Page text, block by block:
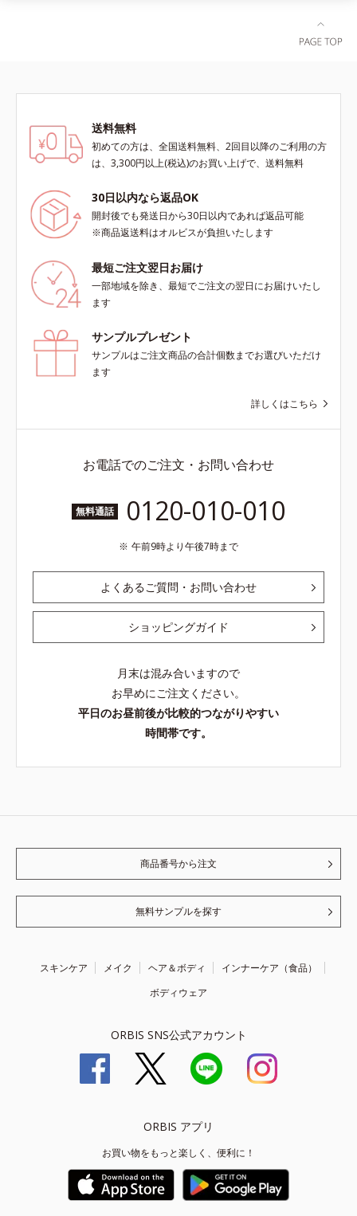
送料無料
初めての方は、全国送料無料、2回目以降のご利用の方
は、3,300円以上(税込)のお買い上げで、送料無料
30日以内なら返品OK
開封後でも発送日から30日以内であれば返品可能
※商品返送料はオルビスが負担いたします
最短ご注文翌日お届け
一部地域を除き、最短でご注文の翌日にお届けいたし
ます
サンプルプレゼント
サンプルはご注文商品の合計個数までお選びいただけ
ます
詳しくはこちら
お電話でのご注文・お問い合わせ
無料通話 0120-010-010
午前9時より午後7時まで
よくあるご質問・お問い合わせ
ショッピングガイド
月末は混み合いますので
お早めにご注文ください。
平日のお昼前後が比較的つながりやすい
時間帯です。
商品番号から注文
無料サンプルを探す
スキンケア メイク ヘア＆ボディ
インナーケア（食品）
ボディウェア
ORBIS SNS公式アカウント
ORBIS アプリ
お買い物をもっと楽しく、便利に！